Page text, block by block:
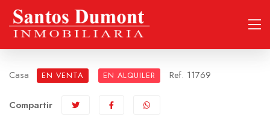
Casa EN VENTA EN ALQUILER Ref. 11769
Compartir